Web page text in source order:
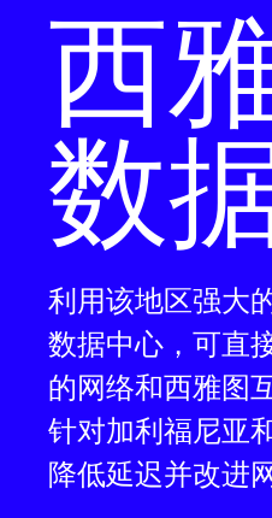
西
数
利用该地区强大
数据中心，可直
的网络和西雅图
针对加利福尼亚
降低延迟并改进